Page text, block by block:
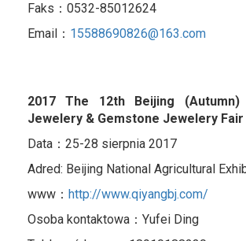
Faks：0532-85012624
Email： 15588690826@163.com
2017 The 12th Beijing (Autumn)
Jewelery & Gemstone Jewelery Fair
Data：25-28 sierpnia 2017
Adred: Beijing National Agricultural
www： http://www.qiyangbj.com/
Osoba kontaktowa：Yufei Ding